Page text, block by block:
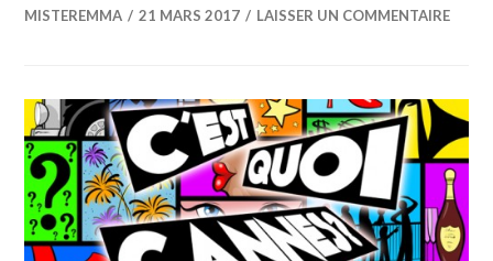
MISTEREMMA 21 MARS 2017 LAISSER UN COMMENTAIRE